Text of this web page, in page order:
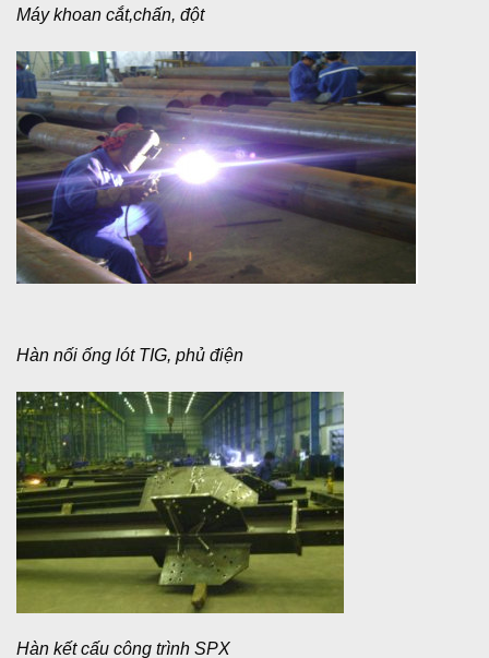
Máy khoan cắt,chấn, đột
Hàn nối ống lót TIG, phủ điện
Hàn kết cấu công trình SPX